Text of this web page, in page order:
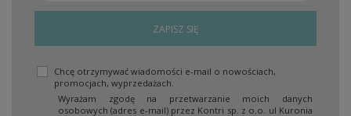
ZAPISZ SIĘ
Chcę otrzymywać wiadomości e-mail o nowościach,
promocjach, wyprzedażach.
Wyrażam zgodę na przetwarzanie moich danych
osobowych (adres e-mail) przez Kontri sp. z o.o. ul Kuronia